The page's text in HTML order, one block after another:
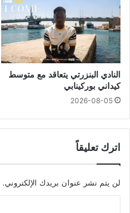
النادي البنزرتي يتعاقد مع متوسط
كيداني بوركينابي
2026-08-05
اترك تعليقاً
لن يتم نشر عنوان بريدك الإلكتروني.